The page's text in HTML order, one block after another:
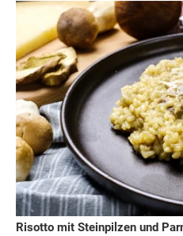
Risotto mit Steinpilzen und